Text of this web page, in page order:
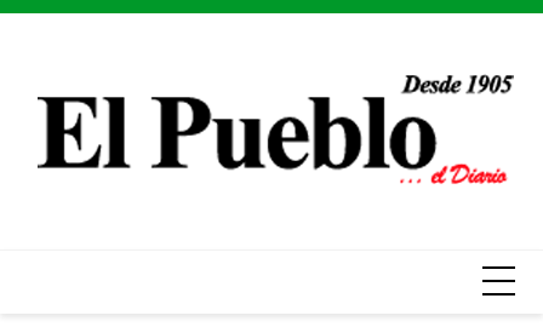
Skip